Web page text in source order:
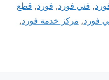
, فني فورد, فورد, قطع
فورد, مركز خدمة فورد,